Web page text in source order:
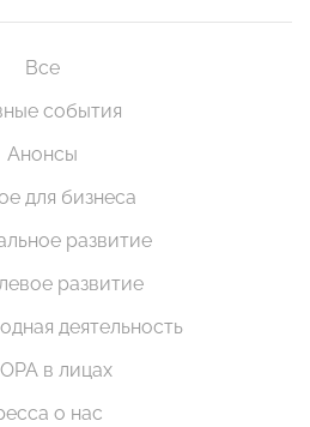
Все
события
Анонсы
для бизнеса
развитие
развитие
деятельность
в лицах
о нас